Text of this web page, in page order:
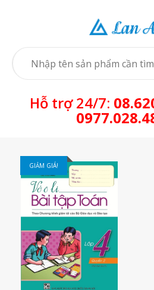
Hỗ trợ 24/7:
GIẢM GIÁ!